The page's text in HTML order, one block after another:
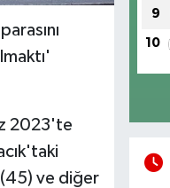
2023'te
(45) ve diğer
9
10